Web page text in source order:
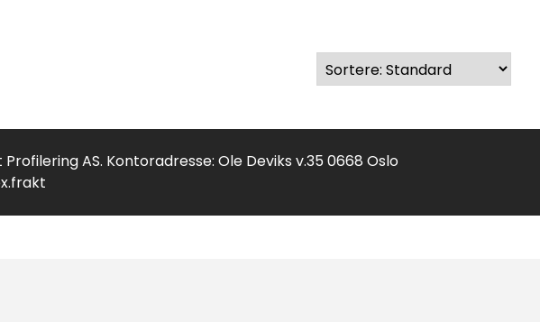
AS. Kontoradresse: Ole Deviks v.35 0668 Oslo